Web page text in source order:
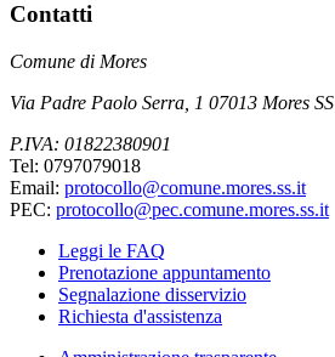
Contatti
Comune di Mores
Via Padre Paolo Serra, 1 07013 Mores SS
P.IVA: 01822380901
Tel: 0797079018
Email: protocollo@comune.mores.ss.it
PEC: protocollo@pec.comune.mores.ss.it
Leggi le FAQ
Prenotazione appuntamento
Segnalazione disservizio
Richiesta d'assistenza